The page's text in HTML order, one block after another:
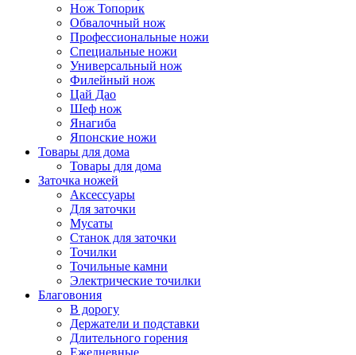
Нож Топорик
Обвалочный нож
Профессиональные ножи
Специальные ножи
Универсальный нож
Филейный нож
Цай Дао
Шеф нож
Янагиба
Японские ножи
Товары для дома
Товары для дома
Заточка ножей
Аксессуары
Для заточки
Мусаты
Станок для заточки
Точилки
Точильные камни
Электрические точилки
Благовония
В дорогу
Держатели и подставки
Длительного горения
Ежедневные